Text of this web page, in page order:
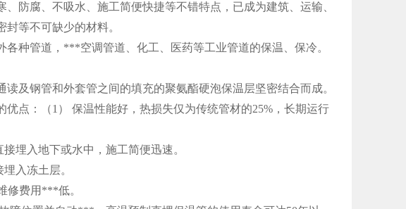
防腐、不吸水、施工简便快捷等不错特点，已成为建筑、运输、
等不可缺少的材料。
种管道，***空调管道、化工、医药等工业管道的保温、保冷。
及钢管和外套管之间的填充的聚氨酯硬泡保温层坚密结合而成。
优点：（1 ） 保温性能好，热损失仅为传统管材的25% ，长期运行
埋入地下或水中，施工简便迅速。
入冻土层。
修费用***低。